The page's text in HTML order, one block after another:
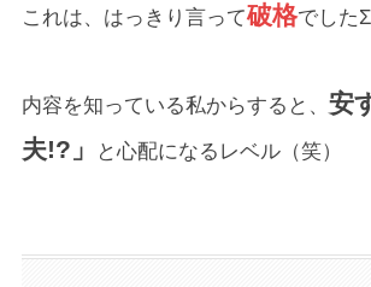
これは、はっきり言って破格でした
内容を知っている私からすると、 安
夫!?」
と心配になるレベル（笑）